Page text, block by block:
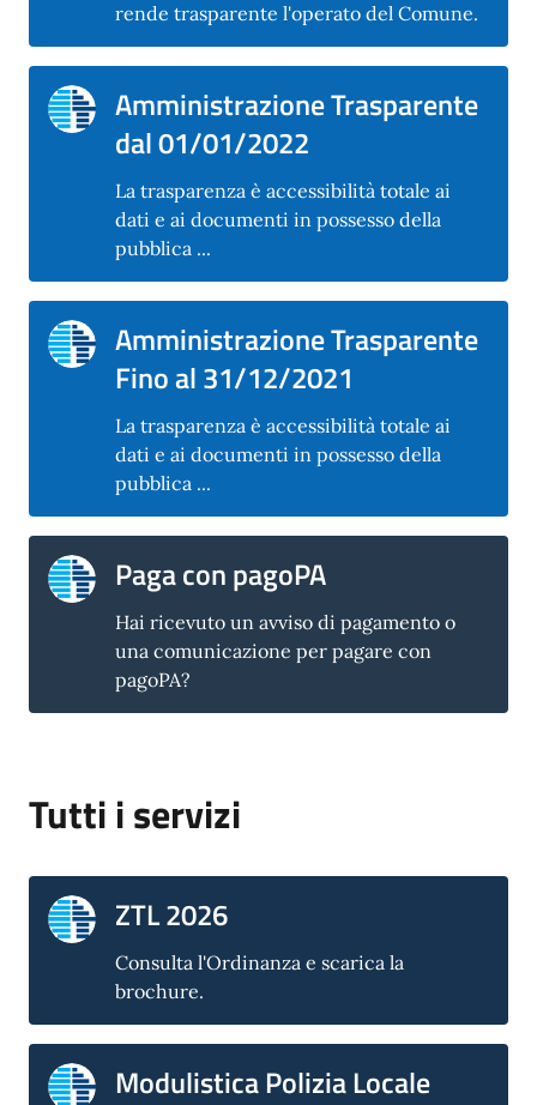
rende trasparente l'operato del Comune.
Amministrazione Trasparente
dal 01/01/2022
La trasparenza è accessibilità totale ai
dati e ai documenti in possesso della
pubblica ...
Amministrazione Trasparente
Fino al 31/12/2021
La trasparenza è accessibilità totale ai
dati e ai documenti in possesso della
pubblica ...
Paga con pagoPA
Hai ricevuto un avviso di pagamento o
una comunicazione per pagare con
pagoPA?
Tutti i servizi
ZTL 2026
Consulta l'Ordinanza e scarica la
brochure.
Modulistica Polizia Locale